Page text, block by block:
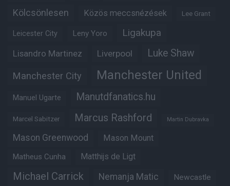
Kölcsönlesen Közös meccsnézések Lee Grant
Leicester City Leny Yoro Ligakupa
Lisandro Martinez Liverpool Luke Shaw
Manchester City Manchester United
Manuel Ugarte Manutdfanatics.hu
Marcel Sabitzer Marcus Rashford Martin Dubravka
Mason Greenwood Mason Mount
Matheus Cunha Matthijs de Ligt
Michael Carrick Nemanja Matic Newcastle